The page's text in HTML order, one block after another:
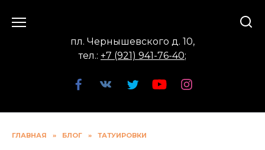
пл. Чернышевского д. 10,
тел.: +7 (921) 941-76-40;
ГЛАВНАЯ » БЛОГ » ТАТУИРОВКИ